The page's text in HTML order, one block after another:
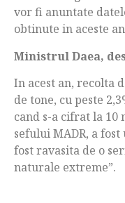
vor fi anuntate
obtinute in aceste
Ministrul Daea,
In acest an, recolta
de tone, cu peste
cand s-a cifrat la
sefului MADR, a
fost ravasita de o
naturale extreme”.